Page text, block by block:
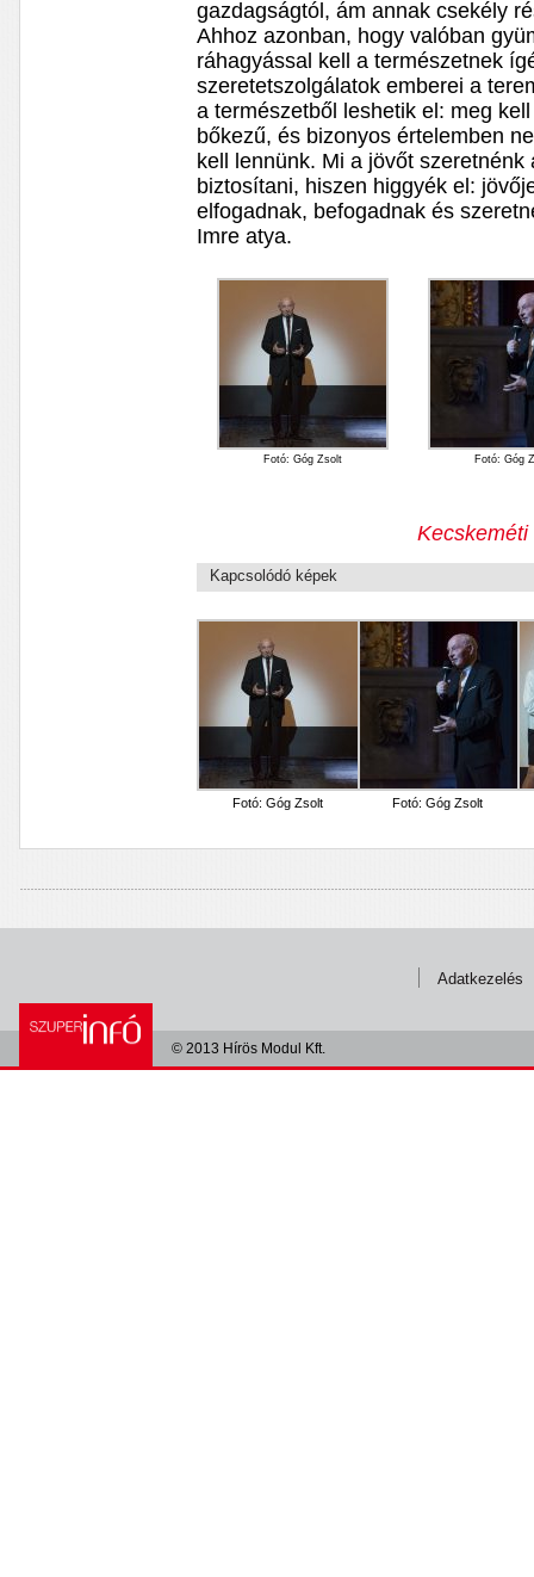
gazdagságtól, ám annak csekély
Ahhoz azonban, hogy valóban
ráhagyással kell a természetnek
szeretetszolgálatok emberei a
a természetből leshetik el: meg
bőkezű, és bizonyos értelemben
kell lennünk. Mi a jövőt
biztosítani, hiszen higgyék el:
elfogadnak, befogadnak és
Imre atya.
Fotó: Góg Zsolt Fotó: Góg
Kapcsolódó képek
Fotó: Góg Zsolt Fotó: Góg Zsolt
Adatkezelés
© 2013 Hírös Modul Kft.